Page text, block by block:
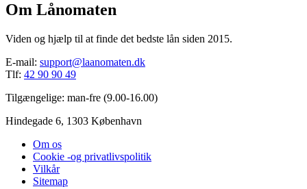
Om Lånomaten
Viden og hjælp til at finde det bedste lån siden 2015.
E-mail: support@laanomaten.dk
Tlf: 42 90 90 49
Tilgængelige: man-fre (9.00-16.00)
Hindegade 6, 1303 København
Om os
Cookie -og privatlivspolitik
Vilkår
Sitemap